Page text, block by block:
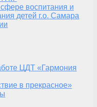
воспитания и
детей г.о. Самара
ЦДТ «Гармония
в прекрасное»